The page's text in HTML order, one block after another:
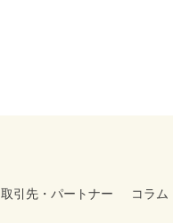
取引先・パートナー コラム